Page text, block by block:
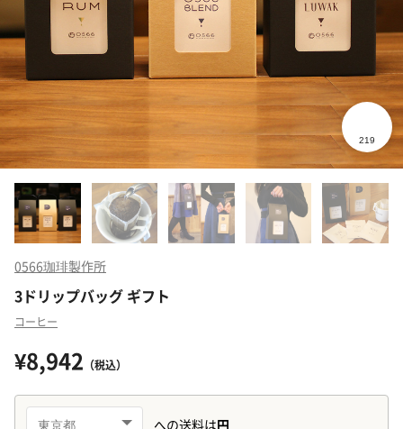
0566珈琲製作所
3ドリップバッグ ギフト
コーヒー
¥8,942 （税込）